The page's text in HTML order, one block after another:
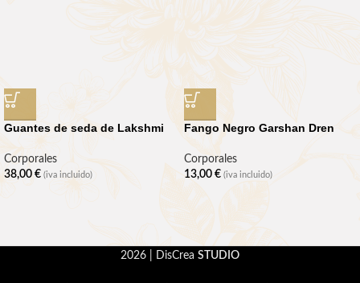
Guantes de seda de Lakshmi
Corporales
38,00 € (iva incluido)
Fango Negro Garshan Dren
Corporales
13,00 € (iva incluido)
2026 | DisCrea STUDIO